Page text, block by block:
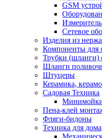
GSM
Сетевое
Изделия из
Компоненты для
Трубки (шланги)
Шланги
Штуцеры
Керамика,
Садовая Техника
Пена-клей
Фляги-бидоны
Техника для дома